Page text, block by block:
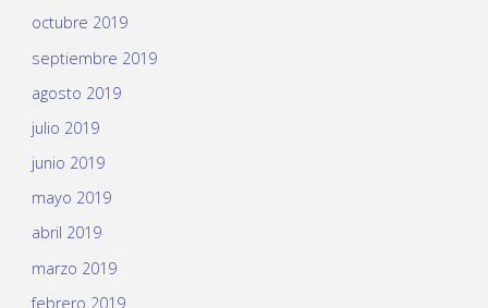
octubre 2019
septiembre 2019
agosto 2019
julio 2019
junio 2019
mayo 2019
abril 2019
marzo 2019
febrero 2019